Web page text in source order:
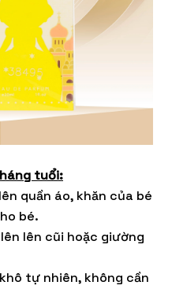
tuổi:
quần áo, khăn của bé
bé.
lên cũi hoặc giường
tự nhiên, không cần